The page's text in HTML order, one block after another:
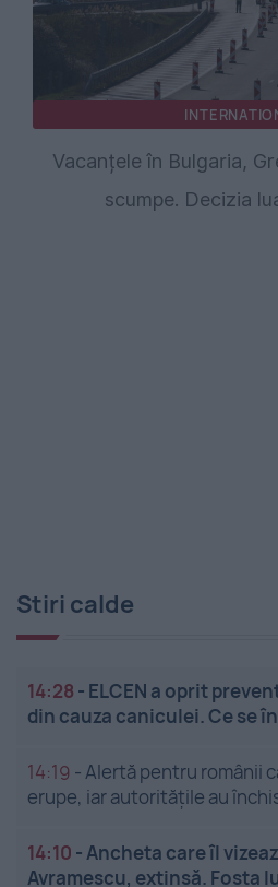
Vacanțele în Bulgaria,
scumpe. Decizia
Stiri calde
14:28 - ELCEN a oprit
din cauza caniculei. Ce se
14:19 -Alertă pentru românii
erupe, iar autoritățile au
14:10 -Ancheta care îl
Avramescu, extinsă. Fosta